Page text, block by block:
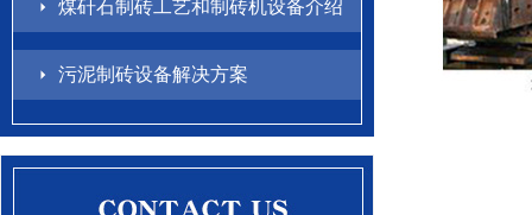
煤矸石制砖工艺和制砖机设备介绍
污泥制砖设备解决方案